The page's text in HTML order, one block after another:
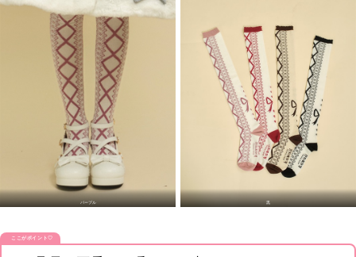
パープル 黒
ここがポイント♡